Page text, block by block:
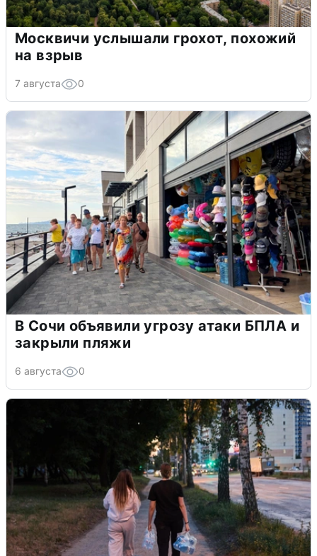
Москвичи услышали грохот, похожий
на взрыв
7 августа 0
В Сочи объявили угрозу атаки БПЛА и
закрыли пляжи
6 августа 0